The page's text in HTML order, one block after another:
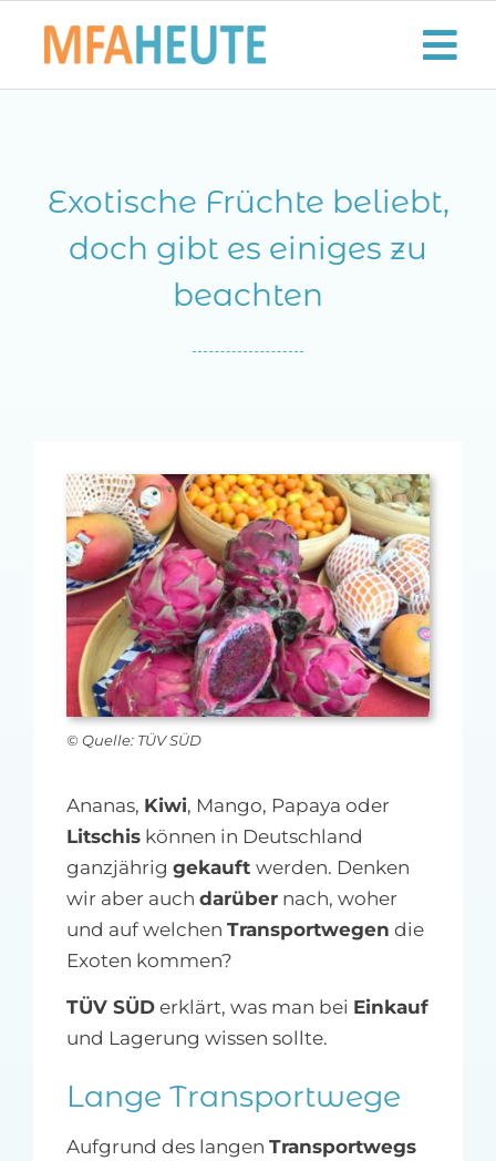
Inhalt
Aktuelles
Der MFA-Beruf
MFA-heute Newsletter-Anmeldung
Über uns
Ihre Werbung auf MFA-heute.de
Suche
nach:
Exotische Früchte beliebt,
doch gibt es einiges zu
beachten
© Quelle: TÜV SÜD
Ananas, Kiwi, Mango, Papaya oder
Litschiskönnen in Deutschland
ganzjährig gekauft werden. Denken
wir aber auch darübernach, woher
und auf welchen Transportwegen die
Exoten kommen?
TÜV SÜDerklärt, was man bei Einkauf
und Lagerung wissen sollte.
Lange Transportwege
Aufgrund des langen Transportwegs